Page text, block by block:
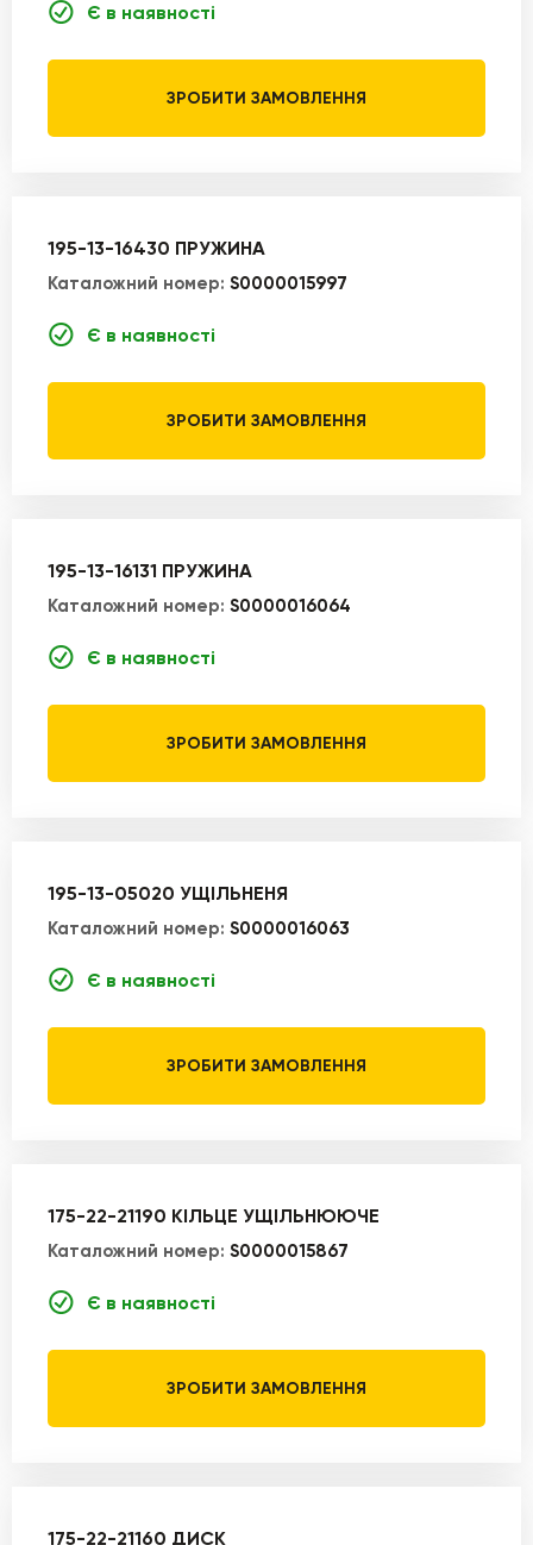
Є в наявності
ЗРОБИТИ ЗАМОВЛЕННЯ
195-13-16430 ПРУЖИНА
Каталожний номер: S0000015997
Є в наявності
ЗРОБИТИ ЗАМОВЛЕННЯ
195-13-16131 ПРУЖИНА
Каталожний номер: S0000016064
Є в наявності
ЗРОБИТИ ЗАМОВЛЕННЯ
195-13-05020 УЩІЛЬНЕНЯ
Каталожний номер: S0000016063
Є в наявності
ЗРОБИТИ ЗАМОВЛЕННЯ
175-22-21190 КІЛЬЦЕ УЩІЛЬНЮЮЧЕ
Каталожний номер: S0000015867
Є в наявності
ЗРОБИТИ ЗАМОВЛЕННЯ
175-22-21160 ДИСК